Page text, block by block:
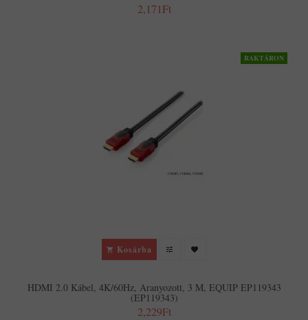
2,171Ft
RAKTÁRON
Kosárba
HDMI 2.0 Kábel, 4K/60Hz, Aranyozott, 3 M, EQUIP EP119343
(EP119343)
2,229Ft